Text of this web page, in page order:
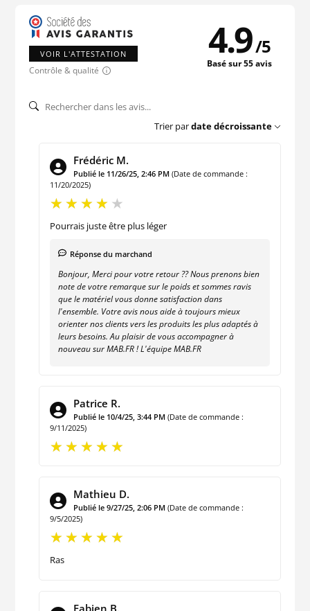
VOIR L'ATTESTATION
Contrôle & qualité
4.9/5
Basé sur 55 avis
Trier pardate décroissante
Frédéric M.
Publié le 11/26/25, 2:46 PM (Date de commande :
11/20/2025)
Pourrais juste être plus léger
Réponse du marchand
Bonjour, Merci pour votre retour ?? Nous prenons bien
note de votre remarque sur le poids et sommes ravis
que le matériel vous donne satisfaction dans
l'ensemble. Votre avis nous aide à toujours mieux
orienter nos clients vers les produits les plus adaptés à
leurs besoins. Au plaisir de vous accompagner à
nouveau sur MAB.FR ! L'équipe MAB.FR
Patrice R.
Publié le 10/4/25, 3:44 PM (Date de commande :
9/11/2025)
Mathieu D.
Publié le 9/27/25, 2:06 PM (Date de commande :
9/5/2025)
Ras
Fabien B.